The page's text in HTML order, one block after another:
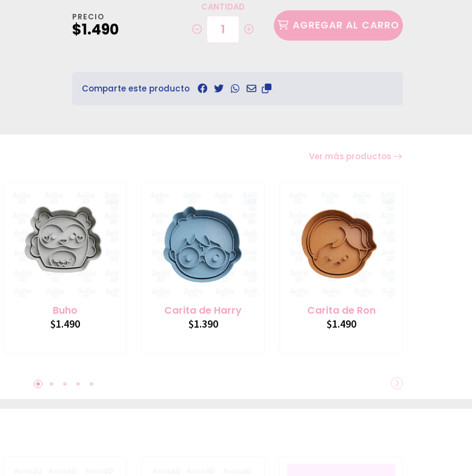
PRECIO
$1.490
CANTIDAD
AGREGAR AL CARRO
Comparte este producto
Ver más productos
Buho
$1.490
Carita de Harry
$1.390
Carita de Ron
$1.490